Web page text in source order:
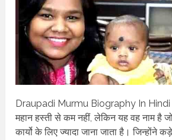
Draupadi Murmu Biography In Hindi –
महान हस्ती से कम नहीं, लेकिन यह वह नाम है
कार्यो के लिए ज्यादा जाना जाता है। जिन्होंने